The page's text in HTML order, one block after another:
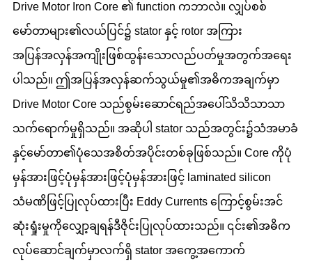
Drive Motor Iron Core ၏ function ကဘာလဲ။ လျှပ်စစ်
မော်တာများ၏လယ်ပြင်၌ stator နှင့် rotor အကြား
အပြန်အလှန်အကျိုးဖြစ်ထွန်းသောလည်ပတ်မှုအတွက်အရေး
ပါသည်။ ဤအပြန်အလှန်ဆက်သွယ်မှု၏အဓိကအချက်မှာ
Drive Motor Core သည်စွမ်းဆောင်ရည်အပေါ်သိသိသာသာ
သက်ရောက်မှုရှိသည်။ အဆိုပါ stator သည်အတွင်း၌သံအမာခံ
နှင့်မော်တာ၏ပုံသေအစိတ်အပိုင်းတစ်ခုဖြစ်သည်။ Core ကိုပုံ
မှန်အားဖြင့်ပုံမှန်အားဖြင့်ပုံမှန်အားဖြင့် laminated silicon
သံမဏိဖြင့်ပြုလုပ်ထားပြီး Eddy Currents ကြောင့်စွမ်းအင်
ဆုံးရှုံးမှုကိုလျှော့ချရန်ဒီဇိုင်းပြုလုပ်ထားသည်။ ၎င်း၏အဓိက
လုပ်ဆောင်ချက်မှာလက်ရှိ stator အကွေ့အကောက်